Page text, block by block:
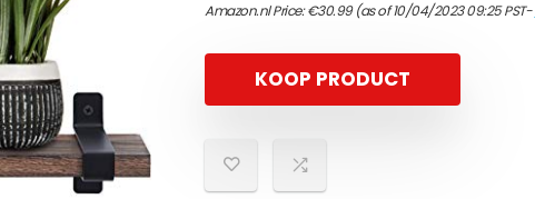
Amazon.nl Price:€30.99(as of 10/04/2023 09:25 PST-
KOOP PRODUCT